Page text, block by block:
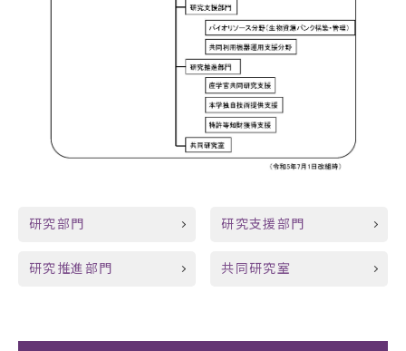
研究部門 研究支援部門
研究推進部門 共同研究室